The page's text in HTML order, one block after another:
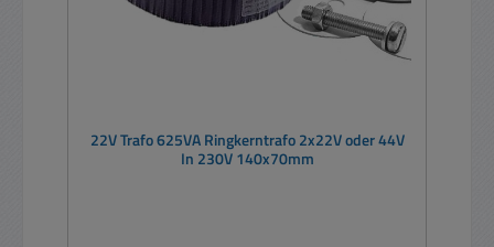
22V Trafo 625VA Ringkerntrafo 2x22V oder 44V
In 230V 140x70mm